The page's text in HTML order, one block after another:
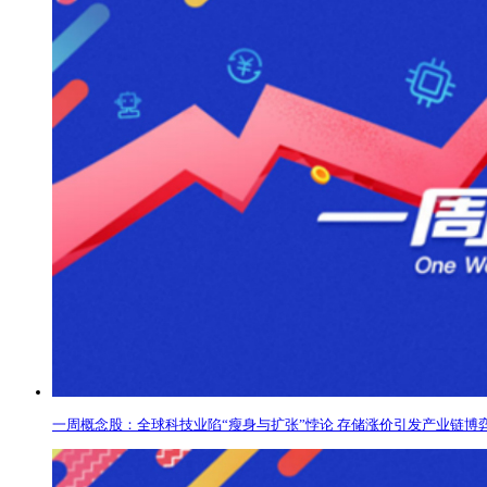
一周概念股：全球科技业陷“瘦身与扩张”悖论 存储涨价引发产业链博